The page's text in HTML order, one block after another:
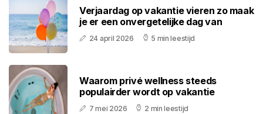
Verjaardag op vakantie vieren zo maak
je er een onvergetelijke dag van
24 april 2026 5 min leestijd
Waarom privé wellness steeds
populairder wordt op vakantie
7 mei 2026 2 min leestijd